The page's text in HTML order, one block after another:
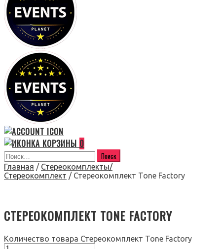
0
Главная / Стереокомплекты/
Стереокомплект / Стереокомплект Tone Factory
СТЕРЕОКОМПЛЕКТ TONE FACTORY
Количество товара Стереокомплект Tone Factory